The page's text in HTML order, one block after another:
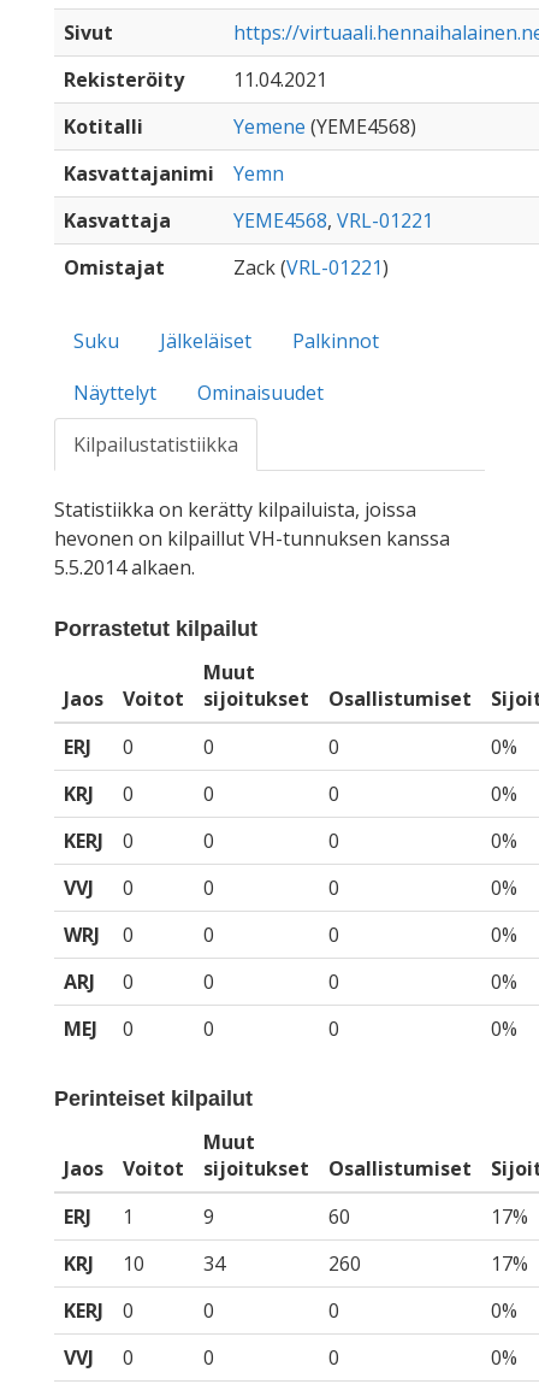
Sivut
https://
Rekisteröity
11.04.2021
Kotitalli
Yemene (YEME4568)
Kasvattajanimi
Yemn
Kasvattaja
YEME4568, VRL-01221
Omistajat
Zack (VRL-01221)
Suku Jälkeläiset
Palkinnot
Näyttelyt
Ominaisuudet
Kilpailustatistiikka
Statistiikka on kerätty kilpailuista, joissa
hevonen on kilpaillut VH-tunnuksen kanssa
5.5.2014 alkaen.
Porrastetut kilpailut
Jaos Voitot
Muut
sijoitukset
Osallistumiset
ERJ
0 0 0
0%
KRJ
0 0 0
0%
KERJ
0 0 0
0%
VVJ
0 0 0
0%
WRJ
0 0 0
0%
ARJ
0 0 0
0%
MEJ
0 0 0 0%
Perinteiset kilpailut
Jaos Voitot
Muut
sijoitukset
Osallistumiset
ERJ
1 9 60
17%
KRJ
10 34 260
17%
KERJ
0 0 0
0%
VVJ
0 0 0
0%